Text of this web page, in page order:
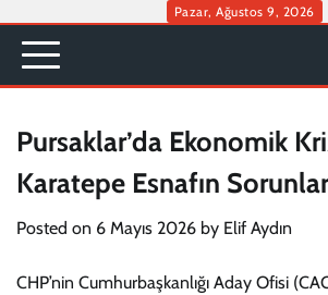
content
Pazar, Ağustos 9, 2026
Pursaklar’da Ekonomik
Karatepe Esnafın
Posted on 6 Mayıs 2026 by Elif Aydın
CHP’nin Cumhurbaşkanlığı Aday Ofisi